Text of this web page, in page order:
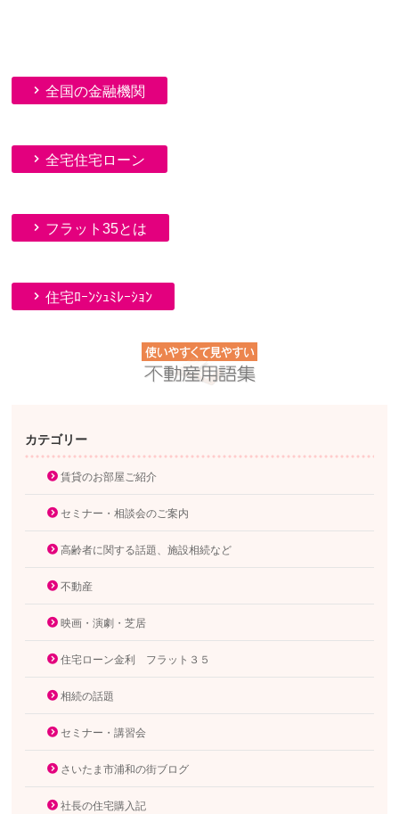
全国の金融機関
全宅住宅ローン
フラット35とは
住宅ﾛｰﾝｼｭﾐﾚｰｼｮﾝ
カテゴリー
賃貸のお部屋ご紹介
セミナー・相談会のご案内
高齢者に関する話題、施設相続など
不動産
映画・演劇・芝居
住宅ローン金利 フラット３５
相続の話題
セミナー・講習会
さいたま市浦和の街ブログ
社長の住宅購入記